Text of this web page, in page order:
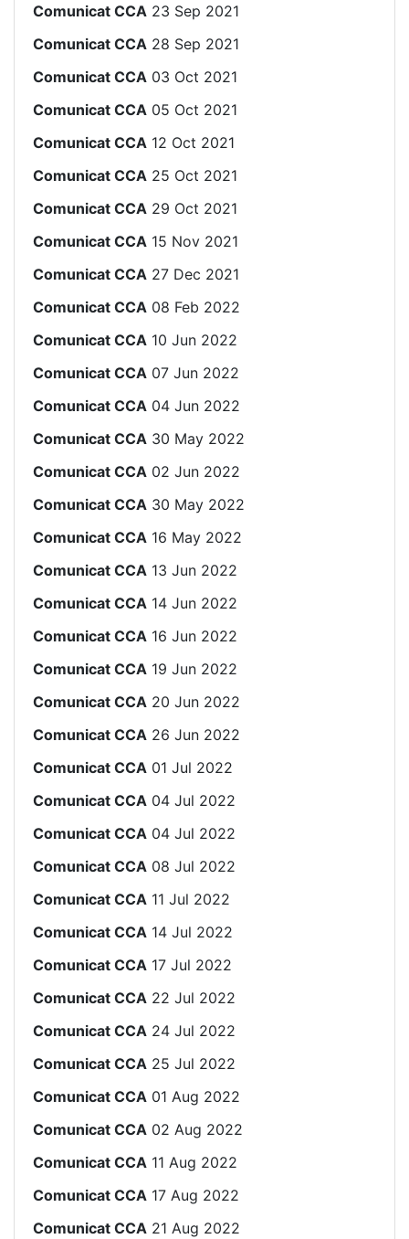
Comunicat CCA 23 Sep 2021
Comunicat CCA 28 Sep 2021
Comunicat CCA 03 Oct 2021
Comunicat CCA 05 Oct 2021
Comunicat CCA 12 Oct 2021
Comunicat CCA 25 Oct 2021
Comunicat CCA 29 Oct 2021
Comunicat CCA 15 Nov 2021
Comunicat CCA 27 Dec 2021
Comunicat CCA 08 Feb 2022
Comunicat CCA 10 Jun 2022
Comunicat CCA 07 Jun 2022
Comunicat CCA 04 Jun 2022
Comunicat CCA 30 May 2022
Comunicat CCA 02 Jun 2022
Comunicat CCA 30 May 2022
Comunicat CCA 16 May 2022
Comunicat CCA 13 Jun 2022
Comunicat CCA 14 Jun 2022
Comunicat CCA 16 Jun 2022
Comunicat CCA 19 Jun 2022
Comunicat CCA 20 Jun 2022
Comunicat CCA 26 Jun 2022
Comunicat CCA 01 Jul 2022
Comunicat CCA 04 Jul 2022
Comunicat CCA 04 Jul 2022
Comunicat CCA 08 Jul 2022
Comunicat CCA 11 Jul 2022
Comunicat CCA 14 Jul 2022
Comunicat CCA 17 Jul 2022
Comunicat CCA 22 Jul 2022
Comunicat CCA 24 Jul 2022
Comunicat CCA 25 Jul 2022
Comunicat CCA 01 Aug 2022
Comunicat CCA 02 Aug 2022
Comunicat CCA 11 Aug 2022
Comunicat CCA 17 Aug 2022
Comunicat CCA 21 Aug 2022